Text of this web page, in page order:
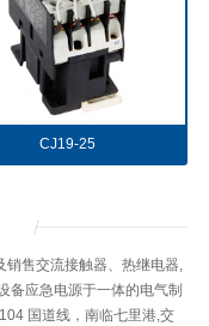
CJ19-25
销售交流接触器、热继电器,
备应急电源于一体的电气制
国道线，南临七里港,交